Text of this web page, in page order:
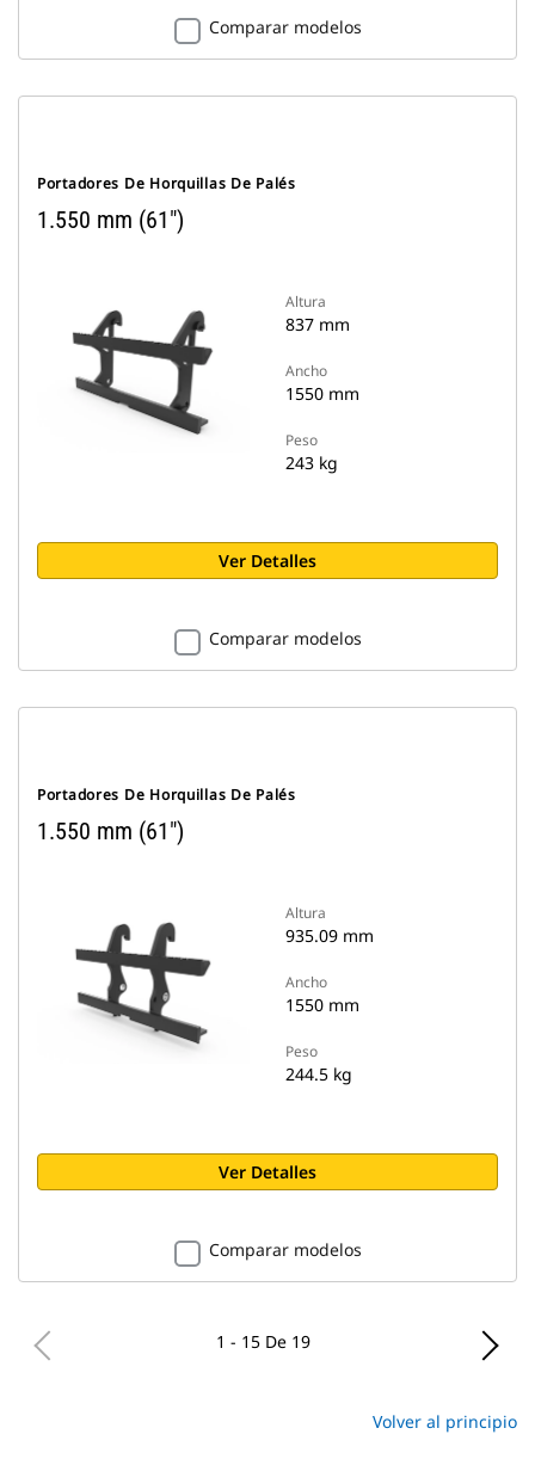
Comparar modelos
Portadores De Horquillas De Palés
1.550 mm (61")
Altura
837 mm
Ancho
1550 mm
Peso
243 kg
Ver Detalles
Comparar modelos
Portadores De Horquillas De Palés
1.550 mm (61")
Altura
935.09 mm
Ancho
1550 mm
Peso
244.5 kg
Ver Detalles
Comparar modelos
1 - 15 De 19
Volver al principio